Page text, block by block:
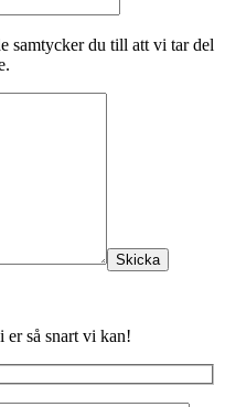
samtycker du till att vi tar del
Skicka
er så snart vi kan!